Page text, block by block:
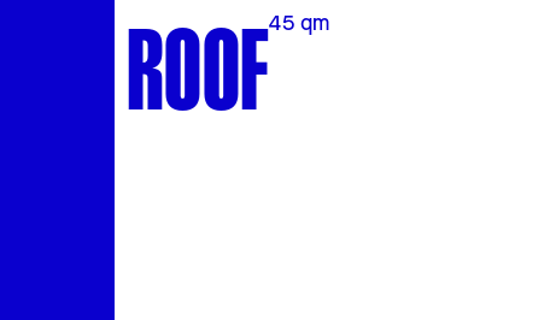
ROOF45 qm